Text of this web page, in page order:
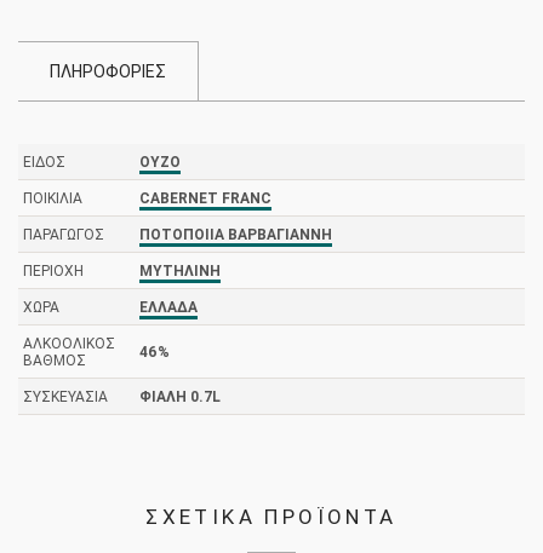
ΠΛΗΡΟΦΟΡΙΕΣ
ΕΊΔΟΣ ΟΎΖΟ
ΠΟΙΚΙΛΊΑ CABERNET FRANC
ΠΑΡΑΓΩΓΌΣ ΠΟΤΟΠΟΙΊΑ ΒΑΡΒΑΓΙΆΝΝΗ
ΠΕΡΙΟΧΉ ΜΥΤΗΛΊΝΗ
ΧΏΡΑ ΕΛΛΆΔΑ
ΑΛΚΟΟΛΙΚΌΣ
ΒΑΘΜΌΣ
46%
ΣΥΣΚΕΥΑΣΊΑ ΦΙΆΛΗ 0.7L
ΣΧΕΤΙΚΑ ΠΡΟΪΟΝΤΑ